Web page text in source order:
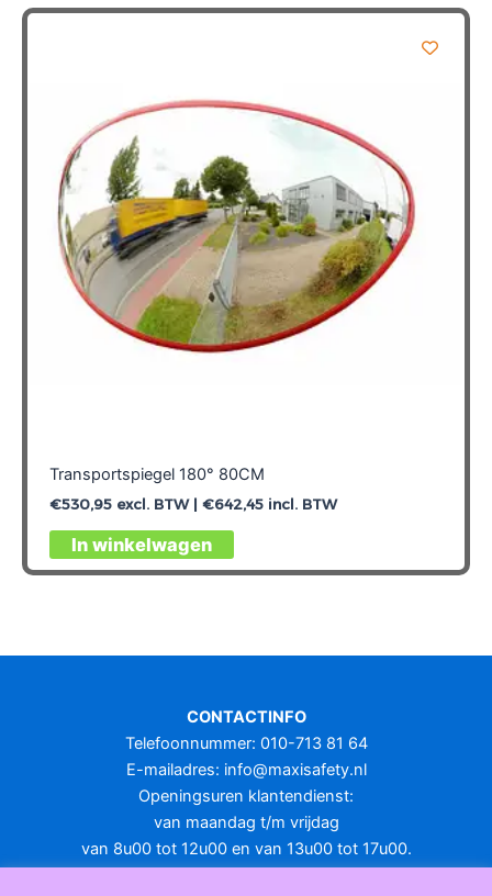
Transportspiegel 180° 80CM
€530,95excl. BTW | €642,45incl. BTW
In winkelwagen
CONTACTINFO
Telefoonnummer: 010-713 81 64
E-mailadres: info@maxisafety.nl
Openingsuren klantendienst:
van maandag t/m vrijdag
van 8u00 tot 12u00 en van 13u00 tot 17u00.